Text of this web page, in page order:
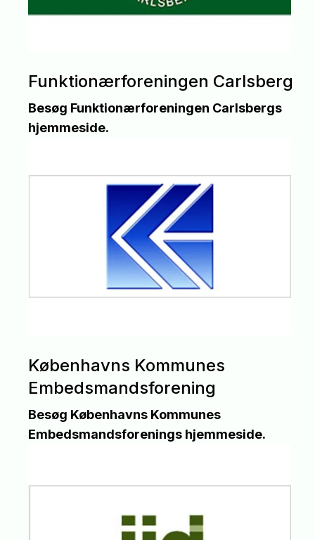
Funktionærforeningen Carlsberg
Besøg Funktionærforeningen Carlsbergs
hjemmeside.
Københavns Kommunes
Embedsmandsforening
Besøg Københavns Kommunes
Embedsmandsforenings hjemmeside.